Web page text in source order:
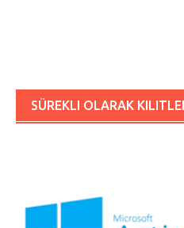
SÜREKLI OLARAK